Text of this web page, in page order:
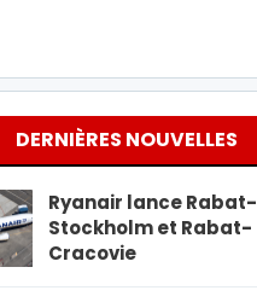
DERNIÈRES NOUVELLES
Ryanair lance Rabat-
Stockholm et Rabat-
Cracovie